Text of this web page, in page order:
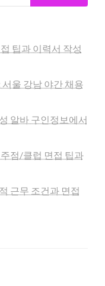
팁과 이력서 작성
울 강남 야간 채용
알바 구인정보에서
점/클럽 면접 팁과
근무 조건과 면접